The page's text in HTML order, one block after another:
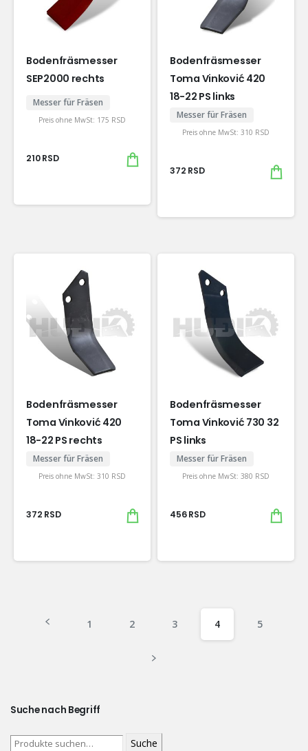
Bodenfräsmesser
SEP2000 rechts
Messer für Fräsen
Preis ohne MwSt: 175 RSD
210RSD
Bodenfräsmesser
Toma Vinković 420
18-22 PS links
Messer für Fräsen
Preis ohne MwSt: 310 RSD
372 RSD
Bodenfräsmesser
Toma Vinković 420
18-22 PS rechts
Messer für Fräsen
Preis ohne MwSt: 310 RSD
372 RSD
Bodenfräsmesser
Toma Vinković 730 32
PS links
Messer für Fräsen
Preis ohne MwSt: 380 RSD
456RSD
1 2 3 4 5
Suche nach Begriff
Suche